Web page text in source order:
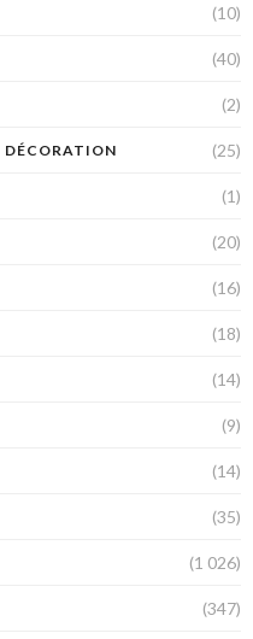
(10)
(40)
(2)
DÉCORATION (25)
(1)
(20)
(16)
(18)
(14)
(9)
(14)
(35)
(1 026)
(347)